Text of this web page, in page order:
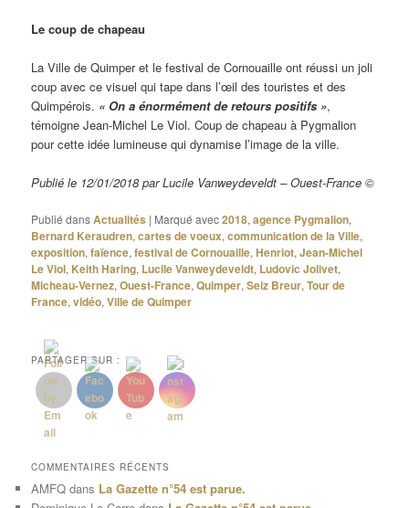
Le coup de chapeau
La Ville de Quimper et le festival de Cornouaille ont réussi un joli
coup avec ce visuel qui tape dans l’œil des touristes et des
Quimpérois. « On a énormément de retours positifs »,
témoigne Jean-Michel Le Viol. Coup de chapeau à Pygmalion
pour cette idée lumineuse qui dynamise l’image de la ville.
Publié le 12/01/2018 par Lucile Vanweydeveldt – Ouest-France ©
Publié dansActualités | Marqué avec2018,agence Pygmalion,
Bernard Keraudren,cartes de voeux,communication de la Ville,
exposition,faïence,festival de Cornouaille,Henriot,Jean-Michel
Le Viol, Keith Haring, Lucile Vanweydeveldt, Ludovic Jolivet,
Micheau-Vernez,Ouest-France,Quimper,Seiz Breur,Tour de
France,vidéo,Ville de Quimper
PARTAGER SUR :
COMMENTAIRES RÉCENTS
AMFQ dans La Gazette n°54 est parue.